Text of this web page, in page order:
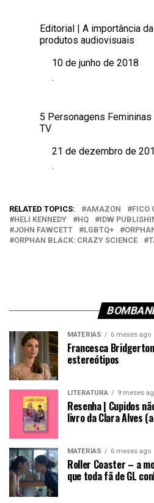
Editorial | A importância
produtos audiovisuais
Data10 de junho de 2018
Em relação a
.
5 Personagens
TV
Data
21 de dezembro de
Em relação a
.
RELATED TOPICS: AMAZON FICO
HELI KENNEDY
HQ IDW
JOHN FAWCETT
LGBTQ+
ORPHAN BLACK: CRAZY SCIENCE
MATÉRIAS 6 meses ago
Francesca
estereótipos
LITERATURA 9 meses
Resenha | Cupidos
livro da Clara Alves
MATÉRIAS 6 meses ago
Roller Coaster – a
que toda fã de GL